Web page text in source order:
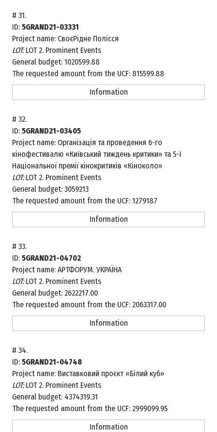
# 31.
ID: 5GRAND21-03331
Project name: СвоєРідне Полісся
LOT:LOT 2. Prominent Events
General budget: 1020599.88
The requested amount from the UCF: 815599.88
Information
# 32.
ID: 5GRAND21-03405
Project name: Організація та проведення 6-го
кінофестивалю «Київський тиждень критики» та 5-ї
Національної премії кінокритиків «Кіноколо»
LOT:LOT 2. Prominent Events
General budget: 3059213
The requested amount from the UCF: 1279187
Information
# 33.
ID: 5GRAND21-04702
Project name: АРТФОРУМ. УКРАЇНА
LOT:LOT 2. Prominent Events
General budget: 2622217.00
The requested amount from the UCF: 2063317.00
Information
# 34.
ID: 5GRAND21-04748
Project name: Виставковий проєкт «Білий куб»
LOT:LOT 2. Prominent Events
General budget: 4374319.31
The requested amount from the UCF: 2999099.95
Information